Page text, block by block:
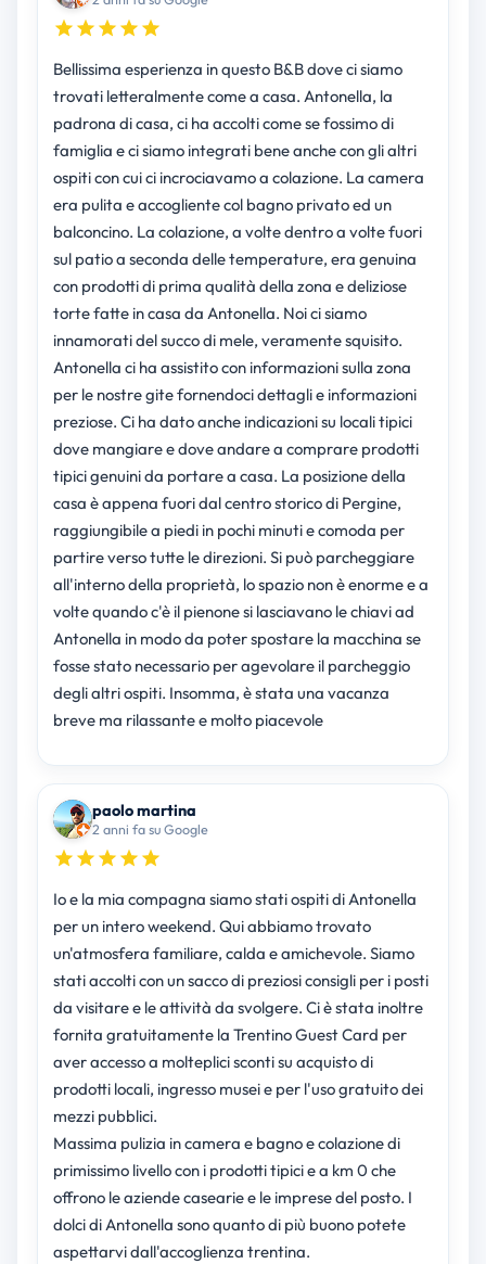
Bellissima esperienza in questo B&B dove ci siamo
trovati letteralmente come a casa. Antonella, la
padrona di casa, ci ha accolti come se fossimo di
famiglia e ci siamo integrati bene anche con gli altri
ospiti con cui ci incrociavamo a colazione. La camera
era pulita e accogliente col bagno privato ed un
balconcino. La colazione, a volte dentro a volte fuori
sul patio a seconda delle temperature, era genuina
con prodotti di prima qualità della zona e deliziose
torte fatte in casa da Antonella. Noi ci siamo
innamorati del succo di mele, veramente squisito.
Antonella ci ha assistito con informazioni sulla zona
per le nostre gite fornendoci dettagli e informazioni
preziose. Ci ha dato anche indicazioni su locali tipici
dove mangiare e dove andare a comprare prodotti
tipici genuini da portare a casa. La posizione della
casa è appena fuori dal centro storico di Pergine,
raggiungibile a piedi in pochi minuti e comoda per
partire verso tutte le direzioni. Si può parcheggiare
all'interno della proprietà, lo spazio non è enorme e a
volte quando c'è il pienone si lasciavano le chiavi ad
Antonella in modo da poter spostare la macchina se
fosse stato necessario per agevolare il parcheggio
degli altri ospiti. Insomma, è stata una vacanza
breve ma rilassante e molto piacevole
paolo martina
2 anni fa su Google
Io e la mia compagna siamo stati ospiti di Antonella
per un intero weekend. Qui abbiamo trovato
un'atmosfera familiare, calda e amichevole. Siamo
stati accolti con un sacco di preziosi consigli per i posti
da visitare e le attività da svolgere. Ci è stata inoltre
fornita gratuitamente la Trentino Guest Card per
aver accesso a molteplici sconti su acquisto di
prodotti locali, ingresso musei e per l'uso gratuito dei
mezzi pubblici.
Massima pulizia in camera e bagno e colazione di
primissimo livello con i prodotti tipici e a km 0 che
offrono le aziende casearie e le imprese del posto. I
dolci di Antonella sono quanto di più buono potete
aspettarvi dall'accoglienza trentina.